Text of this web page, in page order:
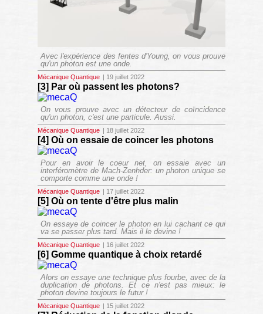
Avec l'expérience des fentes d'Young, on vous prouve
qu'un photon est une onde.
Mécanique Quantique | 19 juillet 2022
[3] Par où passent les photons?
On vous prouve avec un détecteur de coïncidence
qu'un photon, c'est une particule. Aussi.
Mécanique Quantique | 18 juillet 2022
[4] Où on essaie de coincer les photons
Pour en avoir le coeur net, on essaie avec un
interféromètre de Mach-Zenhder: un photon unique se
comporte comme une onde !
Mécanique Quantique | 17 juillet 2022
[5] Où on tente d'être plus malin
On essaye de coincer le photon en lui cachant ce qui
va se passer plus tard. Mais il le devine !
Mécanique Quantique | 16 juillet 2022
[6] Gomme quantique à choix retardé
Alors on essaye une technique plus fourbe, avec de la
duplication de photons. Et ce n'est pas mieux: le
photon devine toujours le futur !
Mécanique Quantique | 15 juillet 2022